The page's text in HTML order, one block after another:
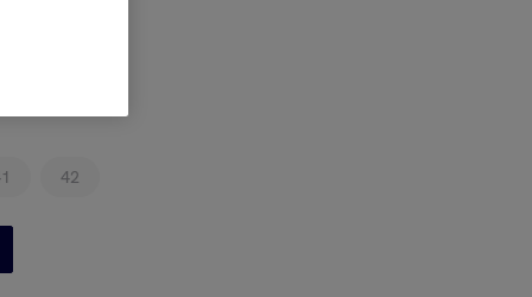
42